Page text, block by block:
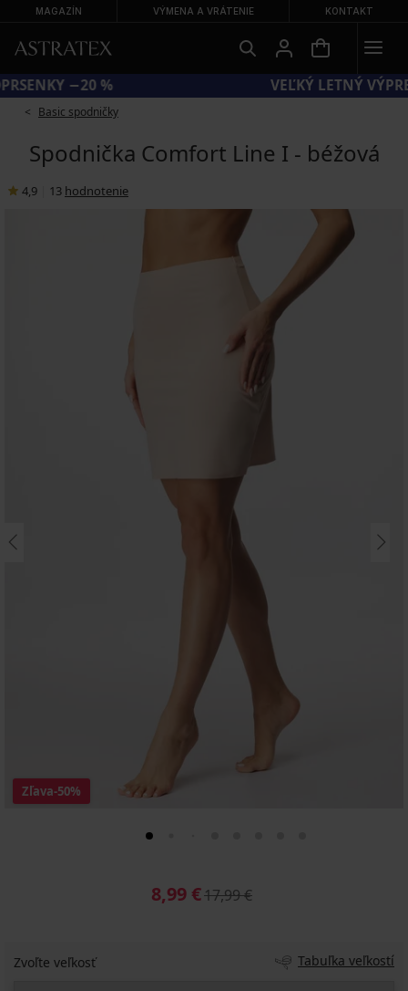
MAGAZÍN VÝMENA A VRÁTENIE KONTAKT
KÓD BRA20 = PODPRSENKY −20 %
Basic spodničky
Spodnička Comfort Line I - béžová
4,9 13 hodnotenie
Zľava-50%
8,99 €17,99 €
Zvoľte veľkosť Tabuľka veľkostí